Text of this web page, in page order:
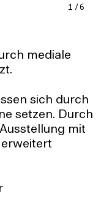
1 /6
mediale
sich durch
setzen. Durch
mit